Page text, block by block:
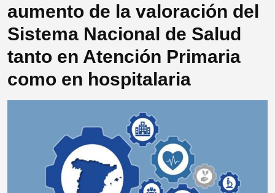
aumento de la valoración del
Sistema Nacional de Salud
tanto en Atención Primaria
como en hospitalaria